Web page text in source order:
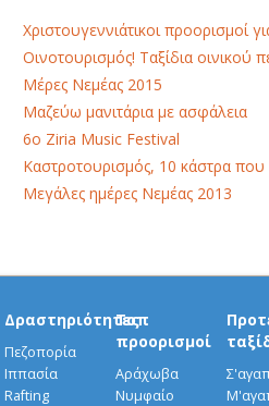
Χριστουγεννιάτικοι προορισμοί
Οινοτουρισμός! Ταξίδια οινικού
Μέρες Νεμέας 2015
Μαζεύω μανιτάρια με ασφάλεια
6o Ziria Music Festival
Καστροτουρισμός, 10 κάστρα
Μεγάλες ημέρες Νεμέας 2013
Δραστηριότητες
Πεζοπορία
Ιππασία
Rafting
Τοπ
προορισμοί
Αράχωβα
Νυμφαίο